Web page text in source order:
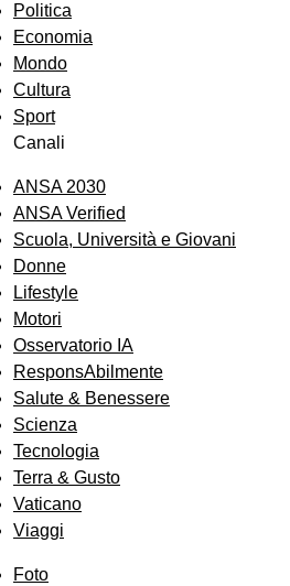
Politica
Economia
Mondo
Cultura
Sport
Canali
ANSA 2030
ANSA Verified
Scuola, Università e Giovani
Donne
Lifestyle
Motori
Osservatorio IA
ResponsAbilmente
Salute & Benessere
Scienza
Tecnologia
Terra & Gusto
Vaticano
Viaggi
Foto